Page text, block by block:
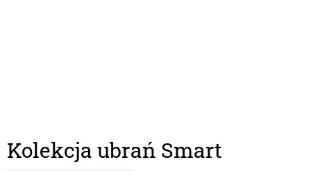
Kolekcja ubrań Smart